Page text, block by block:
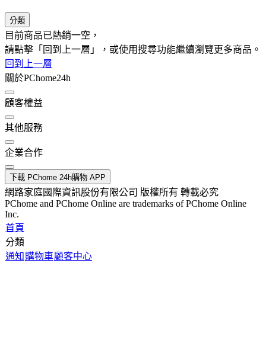
分類
目前商品已熱銷一空，
請點擊「回到上一層」，或使用搜尋功能繼續瀏覽更多商品。
回到上一層
關於PChome24h
顧客權益
其他服務
企業合作
下載 PChome 24h購物 APP
網路家庭國際資訊股份有限公司 版權所有 轉載必究
PChome and PChome Online are trademarks of PChome Online
Inc.
首頁
分類
通知 購物車顧客中心